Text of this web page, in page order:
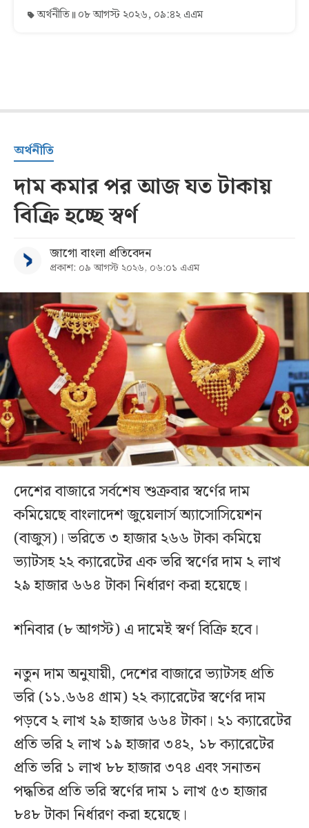
অর্থনীতি ০৮ আগস্ট ২০২৬, ০৯:৪২ এএম
অর্থনীতি
দাম কমার পর আজ যত টাকায়
বিক্রি হচ্ছে স্বর্ণ
জাগো বাংলা প্রতিবেদন
প্রকাশ: ০৯ আগস্ট ২০২৬, ০৬:০১ এএম
দেশের বাজারে সর্বশেষ শুক্রবার স্বর্ণের দাম
কমিয়েছে বাংলাদেশ জুয়েলার্স অ্যাসোসিয়েশন
(বাজুস)। ভরিতে ৩ হাজার ২৬৬ টাকা কমিয়ে
ভ্যাটসহ ২২ ক্যারেটের এক ভরি স্বর্ণের দাম ২ লাখ
২৯ হাজার ৬৬৪ টাকা নির্ধারণ করা হয়েছে।
শনিবার (৮ আগস্ট) এ দামেই স্বর্ণ বিক্রি হবে।
নতুন দাম অনুযায়ী, দেশের বাজারে ভ্যাটসহ প্রতি
ভরি (১১.৬৬৪ গ্রাম) ২২ ক্যারেটের স্বর্ণের দাম
পড়বে ২ লাখ ২৯ হাজার ৬৬৪ টাকা। ২১ ক্যারেটের
প্রতি ভরি ২ লাখ ১৯ হাজার ৩৪২, ১৮ ক্যারেটের
প্রতি ভরি ১ লাখ ৮৮ হাজার ৩৭৪ এবং সনাতন
পদ্ধতির প্রতি ভরি স্বর্ণের দাম ১ লাখ ৫৩ হাজার
৮৪৮ টাকা নির্ধারণ করা হয়েছে।